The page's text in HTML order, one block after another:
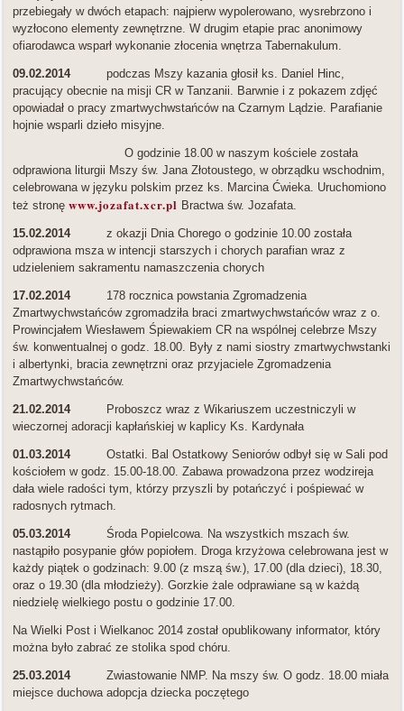
przebiegały w dwóch etapach: najpierw wypolerowano, wysrebrzono i
wyzłocono elementy zewnętrzne. W drugim etapie prac anonimowy
ofiarodawca wsparł wykonanie złocenia wnętrza Tabernakulum.
09.02.2014podczas Mszy kazania głosił ks. Daniel Hinc,
pracujący obecnie na misji CR w Tanzanii. Barwnie i z pokazem zdjęć
opowiadał o pracy zmartwychwstańców na Czarnym Lądzie. Parafianie
hojnie wsparli dzieło misyjne.
O godzinie 18.00 w naszym kościele została
odprawiona liturgii Mszy św. Jana Złotoustego, w obrządku wschodnim,
celebrowana w języku polskim przez ks. Marcina Ćwieka. Uruchomiono
też stronęwww.jozafat.xcr.pl Bractwa św. Jozafata.
15.02.2014z okazji Dnia Chorego o godzinie 10.00 została
odprawiona msza w intencji starszych i chorych parafian wraz z
udzieleniem sakramentu namaszczenia chorych
17.02.2014178 rocznica powstania Zgromadzenia
Zmartwychwstańców zgromadziła braci zmartwychwstańców wraz z o.
Prowincjałem Wiesławem Śpiewakiem CR na wspólnej celebrze Mszy
św. konwentualnej o godz. 18.00. Były z nami siostry zmartwychwstanki
i albertynki, bracia zewnętrzni oraz przyjaciele Zgromadzenia
Zmartwychwstańców.
21.02.2014
Proboszcz wraz z Wikariuszem uczestniczyli w
wieczornej adoracji kapłańskiej w kaplicy Ks. Kardynała
01.03.2014Ostatki. Bal Ostatkowy Seniorów odbył się w Sali pod
kościołem w godz. 15.00-18.00. Zabawa prowadzona przez wodzireja
dała wiele radości tym, którzy przyszli by potańczyć i pośpiewać w
radosnych rytmach.
05.03.2014Środa Popielcowa. Na wszystkich mszach św.
nastąpiło posypanie głów popiołem. Droga krzyżowa celebrowana jest w
każdy piątek o godzinach: 9.00 (z mszą św.), 17.00 (dla dzieci), 18.30,
oraz o 19.30 (dla młodzieży). Gorzkie żale odprawiane są w każdą
niedzielę wielkiego postu o godzinie 17.00.
Na Wielki Post i Wielkanoc 2014 został opublikowany informator, który
można było zabrać ze stolika spod chóru.
25.03.2014Zwiastowanie NMP. Na mszy św. O godz. 18.00 miała
miejsce duchowa adopcja dziecka poczętego